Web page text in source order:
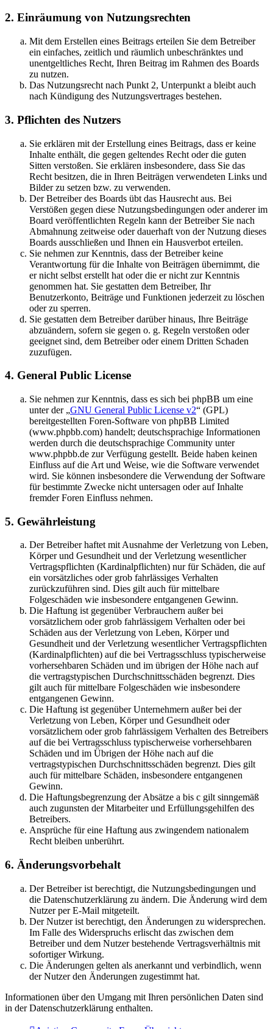
2. Einräumung von Nutzungsrechten
Mit dem Erstellen eines Beitrags erteilen Sie dem Betreiber
ein einfaches, zeitlich und räumlich unbeschränktes und
unentgeltliches Recht, Ihren Beitrag im Rahmen des Boards
zu nutzen.
Das Nutzungsrecht nach Punkt 2, Unterpunkt a bleibt auch
nach Kündigung des Nutzungsvertrages bestehen.
3. Pflichten des Nutzers
Sie erklären mit der Erstellung eines Beitrags, dass er keine
Inhalte enthält, die gegen geltendes Recht oder die guten
Sitten verstoßen. Sie erklären insbesondere, dass Sie das
Recht besitzen, die in Ihren Beiträgen verwendeten Links und
Bilder zu setzen bzw. zu verwenden.
Der Betreiber des Boards übt das Hausrecht aus. Bei
Verstößen gegen diese Nutzungsbedingungen oder anderer im
Board veröffentlichten Regeln kann der Betreiber Sie nach
Abmahnung zeitweise oder dauerhaft von der Nutzung dieses
Boards ausschließen und Ihnen ein Hausverbot erteilen.
Sie nehmen zur Kenntnis, dass der Betreiber keine
Verantwortung für die Inhalte von Beiträgen übernimmt, die
er nicht selbst erstellt hat oder die er nicht zur Kenntnis
genommen hat. Sie gestatten dem Betreiber, Ihr
Benutzerkonto, Beiträge und Funktionen jederzeit zu löschen
oder zu sperren.
Sie gestatten dem Betreiber darüber hinaus, Ihre Beiträge
abzuändern, sofern sie gegen o. g. Regeln verstoßen oder
geeignet sind, dem Betreiber oder einem Dritten Schaden
zuzufügen.
4. General Public License
Sie nehmen zur Kenntnis, dass es sich bei phpBB um eine
unter der „GNU General Public License v2“ (GPL)
bereitgestellten Foren-Software von phpBB Limited
(www.phpbb.com) handelt; deutschsprachige Informationen
werden durch die deutschsprachige Community unter
www.phpbb.de zur Verfügung gestellt. Beide haben keinen
Einfluss auf die Art und Weise, wie die Software verwendet
wird. Sie können insbesondere die Verwendung der Software
für bestimmte Zwecke nicht untersagen oder auf Inhalte
fremder Foren Einfluss nehmen.
5. Gewährleistung
Der Betreiber haftet mit Ausnahme der Verletzung von Leben,
Körper und Gesundheit und der Verletzung wesentlicher
Vertragspflichten (Kardinalpflichten) nur für Schäden, die auf
ein vorsätzliches oder grob fahrlässiges Verhalten
zurückzuführen sind. Dies gilt auch für mittelbare
Folgeschäden wie insbesondere entgangenen Gewinn.
Die Haftung ist gegenüber Verbrauchern außer bei
vorsätzlichem oder grob fahrlässigem Verhalten oder bei
Schäden aus der Verletzung von Leben, Körper und
Gesundheit und der Verletzung wesentlicher Vertragspflichten
(Kardinalpflichten) auf die bei Vertragsschluss typischerweise
vorhersehbaren Schäden und im übrigen der Höhe nach auf
die vertragstypischen Durchschnittsschäden begrenzt. Dies
gilt auch für mittelbare Folgeschäden wie insbesondere
entgangenen Gewinn.
Die Haftung ist gegenüber Unternehmern außer bei der
Verletzung von Leben, Körper und Gesundheit oder
vorsätzlichem oder grob fahrlässigem Verhalten des Betreibers
auf die bei Vertragsschluss typischerweise vorhersehbaren
Schäden und im Übrigen der Höhe nach auf die
vertragstypischen Durchschnittsschäden begrenzt. Dies gilt
auch für mittelbare Schäden, insbesondere entgangenen
Gewinn.
Die Haftungsbegrenzung der Absätze a bis c gilt sinngemäß
auch zugunsten der Mitarbeiter und Erfüllungsgehilfen des
Betreibers.
Ansprüche für eine Haftung aus zwingendem nationalem
Recht bleiben unberührt.
6. Änderungsvorbehalt
Der Betreiber ist berechtigt, die Nutzungsbedingungen und
die Datenschutzerklärung zu ändern. Die Änderung wird dem
Nutzer per E-Mail mitgeteilt.
Der Nutzer ist berechtigt, den Änderungen zu widersprechen.
Im Falle des Widerspruchs erlischt das zwischen dem
Betreiber und dem Nutzer bestehende Vertragsverhältnis mit
sofortiger Wirkung.
Die Änderungen gelten als anerkannt und verbindlich, wenn
der Nutzer den Änderungen zugestimmt hat.
Informationen über den Umgang mit Ihren persönlichen Daten sind
in der Datenschutzerklärung enthalten.